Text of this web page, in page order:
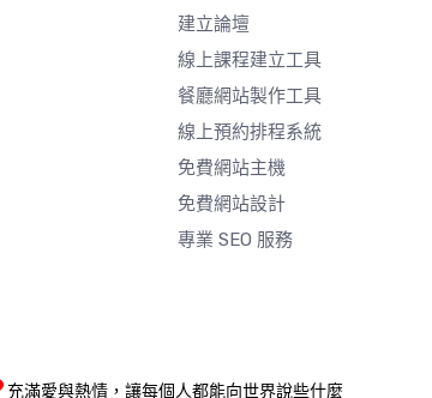
建立論壇
線上課程建立工具
餐廳網站製作工具
線上預約排程系統
免費網站主機
免費網站設計
專業 SEO 服務
充滿愛與熱情，讓每個人都能向世界說些什麼